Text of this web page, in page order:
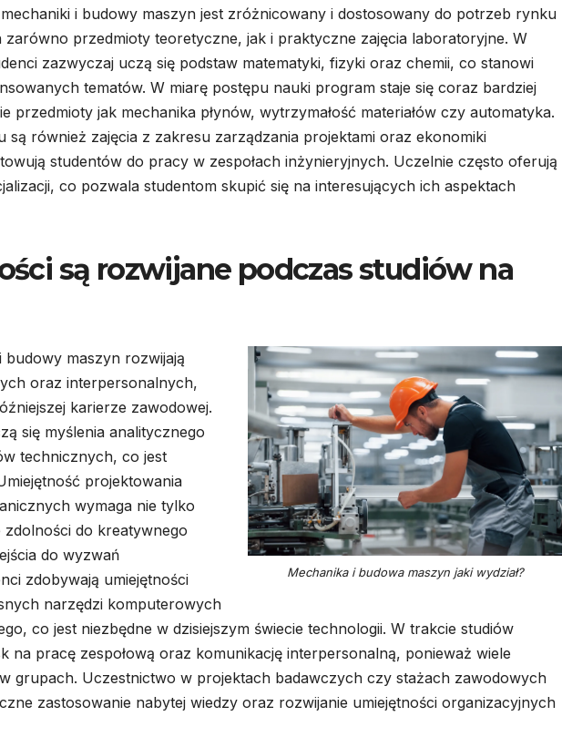
i budowy maszyn jest zróżnicowany i dostosowany do potrzeb rynku
zarówno przedmioty teoretyczne, jak i praktyczne zajęcia laboratoryjne. W
zazwyczaj uczą się podstaw matematyki, fizyki oraz chemii, co stanowi
tematów. W miarę postępu nauki program staje się coraz bardziej
przedmioty jak mechanika płynów, wytrzymałość materiałów czy automatyka.
są również zajęcia z zakresu zarządzania projektami oraz ekonomiki
studentów do pracy w zespołach inżynieryjnych. Uczelnie często oferują
co pozwala studentom skupić się na interesujących ich aspektach
są rozwijane podczas studiów na
Mechanika i budowa maszyn jaki wydział?
budowy maszyn rozwijają
oraz interpersonalnych,
karierze zawodowej.
się myślenia analitycznego
technicznych, co jest
projektowania
wymaga nie tylko
do kreatywnego
do wyzwań
zdobywają umiejętności
narzędzi komputerowych
co jest niezbędne w dzisiejszym świecie technologii. W trakcie studiów
na pracę zespołową oraz komunikację interpersonalną, ponieważ wiele
grupach. Uczestnictwo w projektach badawczych czy stażach zawodowych
zastosowanie nabytej wiedzy oraz rozwijanie umiejętności organizacyjnych